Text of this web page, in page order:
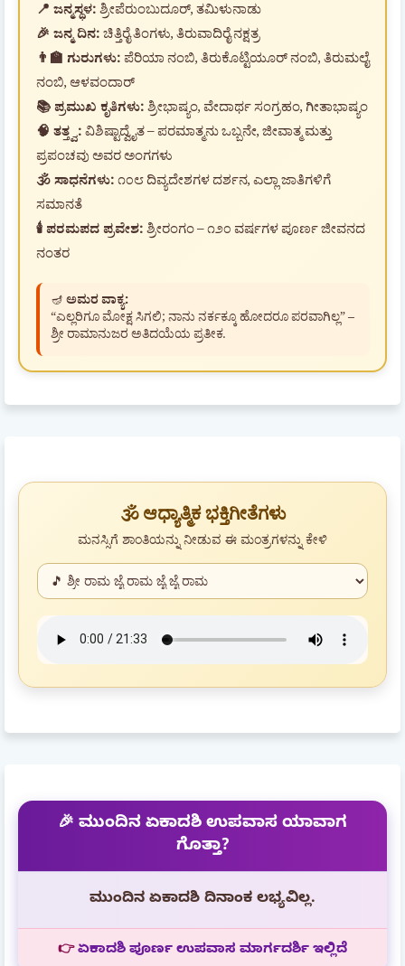
📍 ಜನ್ಮಸ್ಥಳ:ಶ್ರೀಪೆರುಂಬುದೂರ್, ತಮಿಳುನಾಡು
🎉 ಜನ್ಮ ದಿನ:ಚಿತ್ತಿರೈ ತಿಂಗಳು, ತಿರುವಾದಿರೈ ನಕ್ಷತ್ರ
👨‍🏫 ಗುರುಗಳು:ಪೆರಿಯಾ ನಂಬಿ, ತಿರುಕೊಟ್ಟಿಯೂರ್ ನಂಬಿ, ತಿರುಮಲೈ
ನಂಬಿ, ಆಳವಂದಾರ್
📚 ಪ್ರಮುಖ ಕೃತಿಗಳು:ಶ್ರೀಭಾಷ್ಯಂ, ವೇದಾರ್ಥ ಸಂಗ್ರಹಂ, ಗೀತಾಭಾಷ್ಯಂ
🧠 ತತ್ತ್ವ:ವಿಶಿಷ್ಟಾದ್ವೈತ – ಪರಮಾತ್ಮನು ಒಬ್ಬನೇ, ಜೀವಾತ್ಮ ಮತ್ತು
ಪ್ರಪಂಚವು ಅವರ ಅಂಗಗಳು
🕉️ ಸಾಧನೆಗಳು:೧೦೮ ದಿವ್ಯದೇಶಗಳ ದರ್ಶನ, ಎಲ್ಲಾ ಜಾತಿಗಳಿಗೆ
ಸಮಾನತೆ
🕯️ ಪರಮಪದ ಪ್ರವೇಶ:ಶ್ರೀರಂಗಂ – ೧೨೦ ವರ್ಷಗಳ ಪೂರ್ಣ ಜೀವನದ
ನಂತರ
🪔ಅಮರ ವಾಕ್ಯ:
“ಎಲ್ಲರಿಗೂ ಮೋಕ್ಷ ಸಿಗಲಿ; ನಾನು ನರ್ಕಕ್ಕೂ ಹೋದರೂ ಪರವಾಗಿಲ್ಲ” –
ಶ್ರೀ ರಾಮಾನುಜರ ಅತಿದಯೆಯ ಪ್ರತೀಕ.
🕉️ ಆಧ್ಯಾತ್ಮಿಕ ಭಕ್ತಿಗೀತೆಗಳು
ಮನಸ್ಸಿಗೆ ಶಾಂತಿಯನ್ನು ನೀಡುವ ಈ ಮಂತ್ರಗಳನ್ನು ಕೇಳಿ
🎉 ಮುಂದಿನ ಏಕಾದಶಿ ಉಪವಾಸ ಯಾವಾಗ
ಗೊತ್ತಾ?
ಮುಂದಿನ ಏಕಾದಶಿ ದಿನಾಂಕ ಲಭ್ಯವಿಲ್ಲ.
👉ಏಕಾದಶಿ ಪೂರ್ಣ ಉಪವಾಸ ಮಾರ್ಗದರ್ಶಿ ಇಲ್ಲಿದೆ